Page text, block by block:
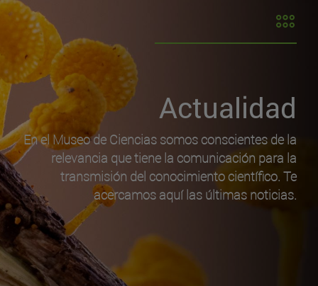
Actualidad
En el Museo de Ciencias somos conscientes de la
relevancia que tiene la comunicación para la
transmisión del conocimiento científico. Te
acercamos aquí las últimas noticias.